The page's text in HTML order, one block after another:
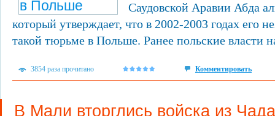
Саудовской Аравии Абда
который утверждает, что в 2002-2003 годах его
такой тюрьме в Польше. Ранее польские власти
3854 раза прочитано Комментировать
В Мали вторглись войска из Чада